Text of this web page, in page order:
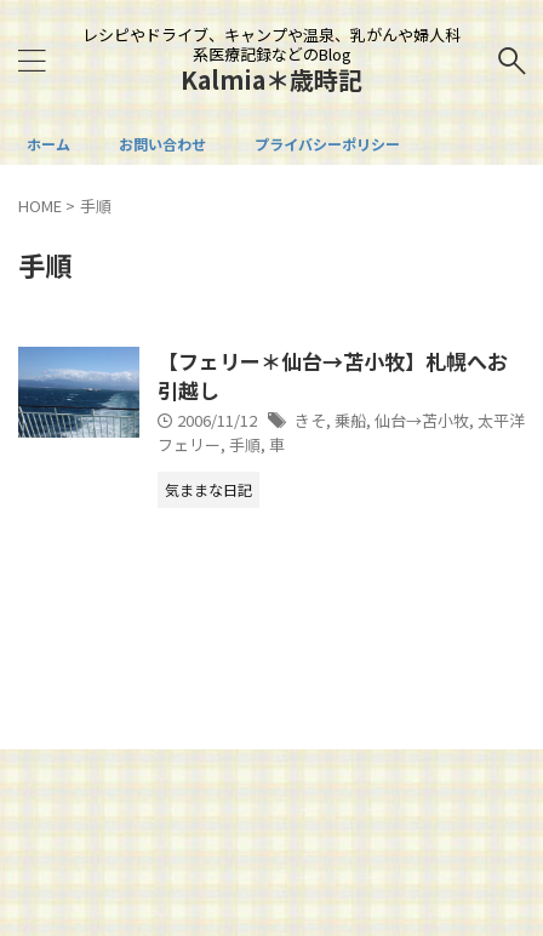
レシピやドライブ、キャンプや温泉、乳がんや婦人科
系医療記録などのBlog
Kalmia＊歳時記
ホーム お問い合わせ プライバシーポリシー
HOME > 手順
手順
【フェリー＊仙台→苫小牧】札幌へお
引越し
2006/11/12 きそ, 乗船, 仙台→苫小牧, 太平洋
フェリー, 手順, 車
気ままな日記